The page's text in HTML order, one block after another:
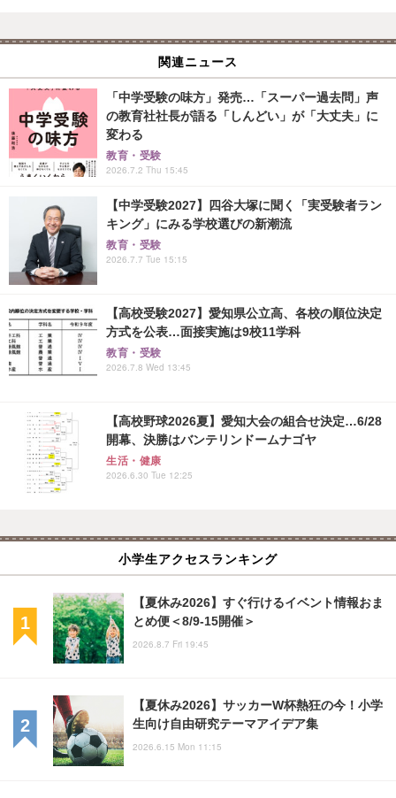
関連ニュース
「中学受験の味方」発売…「スーパー過去問」声
の教育社社長が語る「しんどい」が「大丈夫」に
変わる
教育・受験
2026.7.2 Thu 15:45
【中学受験2027】四谷大塚に聞く「実受験者ラン
キング」にみる学校選びの新潮流
教育・受験
2026.7.7 Tue 15:15
【高校受験2027】愛知県公立高、各校の順位決定
方式を公表…面接実施は9校11学科
教育・受験
2026.7.8 Wed 13:45
【高校野球2026夏】愛知大会の組合せ決定…6/28
開幕、決勝はバンテリンドームナゴヤ
生活・健康
2026.6.30 Tue 12:25
小学生アクセスランキング
【夏休み2026】すぐ行けるイベント情報おま
とめ便＜8/9-15開催＞
2026.8.7 Fri 19:45
【夏休み2026】サッカーW杯熱狂の今！小学
生向け自由研究テーマアイデア集
2026.6.15 Mon 11:15